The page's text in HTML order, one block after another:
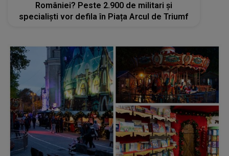
României? Peste 2.900 de militari şi
specialişti vor defila în Piața Arcul de Triumf